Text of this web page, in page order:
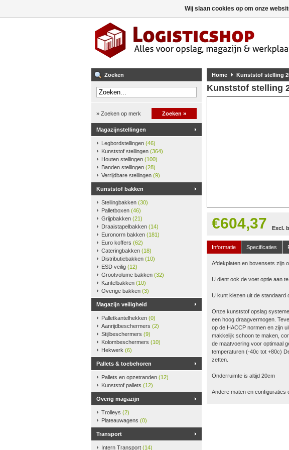
Zoeken
» Zoeken op merk Zoeken »
Magazijnstellingen
Legbordstellingen (46)
Kunststof stellingen (364)
Houten stellingen (100)
Banden stellingen (28)
Verrijdbare stellingen (9)
Kunststof bakken
Stellingbakken (30)
Palletboxen (46)
Grijpbakken (21)
Draaistapelbakken (14)
Euronorm bakken (181)
Euro koffers (62)
Cateringbakken (18)
Distributiebakken (10)
ESD veilig (12)
Grootvolume bakken (32)
Kantelbakken (10)
Overige bakken (3)
Magazijn veiligheid
Palletkantelhekken (0)
Aanrijdbeschermers (2)
Stijlbeschermers (9)
Kolombeschermers (10)
Hekwerk (6)
Pallets & toebehoren
Pallets en opzetranden (12)
Kunststof pallets (12)
Overig magazijn
Trolleys (2)
Plateauwagens (0)
Transport
Intern Transport (14)
Home Kunststof stelling
Kunststof stelling
€604,37 Excl.
Informatie
Specificaties
Afdekplaten en bovensets zijn
U dient ook de voet optie aan
U kunt kiezen uit de standaard
Onze kunststof opslag
een hoog draagvermogen.
op de HACCP normen en zijn
makkelijk schoon te maken,
de maatvoering voor optimaal
temperaturen (-40c tot +80c)
zetten.
Onderruimte is altijd 20cm
Andere maten en configuraties
Wij slaan cookies op om onze